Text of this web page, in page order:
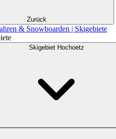
Zurück
& Snowboarden | Skigebiete
Skigebiet Hochoetz